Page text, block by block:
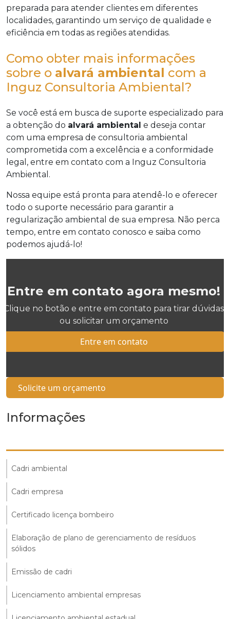
preparada para atender clientes em diferentes
localidades, garantindo um serviço de qualidade e
eficiência em todas as regiões atendidas.
Como obter mais informações
sobre o alvará ambiental com a
Inguz Consultoria Ambiental?
Se você está em busca de suporte especializado para
a obtenção do alvará ambiental e deseja contar
com uma empresa de consultoria ambiental
comprometida com a excelência e a conformidade
legal, entre em contato com a Inguz Consultoria
Ambiental.
Nossa equipe está pronta para atendê-lo e oferecer
todo o suporte necessário para garantir a
regularização ambiental de sua empresa. Não perca
tempo, entre em contato conosco e saiba como
podemos ajudá-lo!
Entre em contato agora mesmo!
Clique no botão e entre em contato para tirar dúvidas
ou solicitar um orçamento
Entre em contato
Solicite um orçamento
Informações
Cadri ambiental
Cadri empresa
Certificado licença bombeiro
Elaboração de plano de gerenciamento de resíduos
sólidos
Emissão de cadri
Licenciamento ambiental empresas